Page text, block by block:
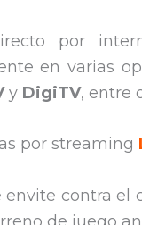
por
en varias
y DigiTV, entre
por streaming
envite contra